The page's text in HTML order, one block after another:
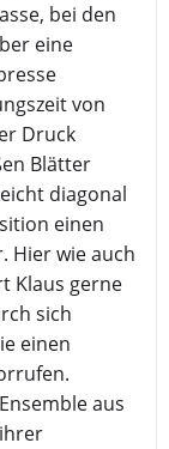
bei den
eine
von
Druck
Blätter
diagonal
einen
Hier wie auch
Klaus gerne
sich
einen
aus